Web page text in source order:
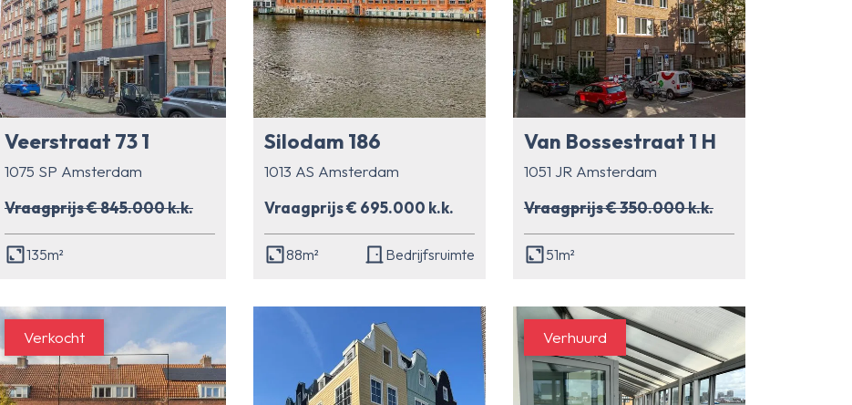
Veerstraat 73 1
1075 SP Amsterdam
Vraagprijs € 845.000 k.k.
135m²
Silodam 186
1013 AS Amsterdam
Vraagprijs € 695.000 k.k.
88m² Bedrijfsruimte
Van Bossestraat 1 H
1051 JR Amsterdam
Vraagprijs € 350.000 k.k.
51m²
Verkocht Verhuurd